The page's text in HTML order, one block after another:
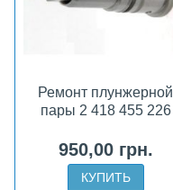
Ремонт плунжерной
пары 2 418 455 226
950,00 грн.
КУПИТЬ